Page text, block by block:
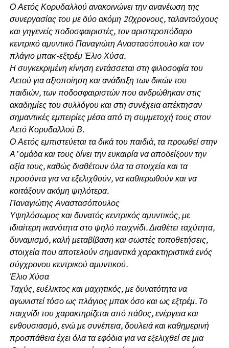
Ο Αετός Κορυδαλλού ανακοινώνει την ανανέωση της
συνεργασίας του με δύο ακόμη 20χρονους, ταλαντούχους
και γηγενείς ποδοσφαιριστές, τον αριστεροπόδαρο
κεντρικό αμυντικό Παναγιώτη Αναστασόπουλο και τον
πλάγιο μπακ-εξτρέμ Έλιο Χύσα.
Η συγκεκριμένη κίνηση εντάσσεται στη φιλοσοφία του
Αετού για αξιοποίηση και ανάδειξη των δικών του
παιδιών, των ποδοσφαιριστών που ανδρώθηκαν στις
ακαδημίες του συλλόγου και στη συνέχεια απέκτησαν
σημαντικές εμπειρίες μέσα από τη συμμετοχή τους στον
Αετό Κορυδαλλού Β.
Ο Αετός εμπιστεύεται τα δικά του παιδιά, τα προωθεί στην
Α’ ομάδα και τους δίνει την ευκαιρία να αποδείξουν την
αξία τους, καθώς διαθέτουν όλα τα στοιχεία και τα
προσόντα για να εξελιχθούν, να καθιερωθούν και να
κοιτάξουν ακόμη ψηλότερα.
Παναγιώτης Αναστασόπουλος
Υψηλόσωμος και δυνατός κεντρικός αμυντικός, με
ιδιαίτερη ικανότητα στο ψηλό παιχνίδι. Διαθέτει ταχύτητα,
δυναμισμό, καλή μεταβίβαση και σωστές τοποθετήσεις,
στοιχεία που αποτελούν σημαντικά χαρακτηριστικά ενός
σύγχρονου κεντρικού αμυντικού.
Έλιο Χύσα
Ταχύς, ευέλικτος και μαχητικός, με δυνατότητα να
αγωνιστεί τόσο ως πλάγιος μπακ όσο και ως εξτρέμ. Το
παιχνίδι του χαρακτηρίζεται από πάθος, ενέργεια και
ενθουσιασμό, ενώ με συνέπεια, δουλειά και καθημερινή
προσπάθεια έχει όλα τα εφόδια για να εξελιχθεί σε μια